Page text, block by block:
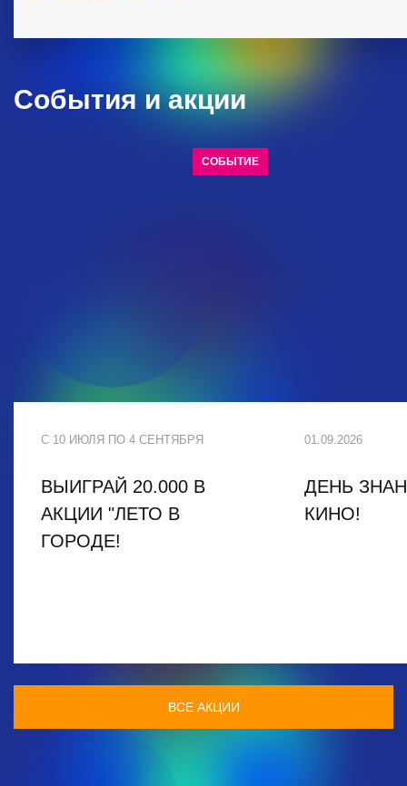
События и акции
СОБЫТИЕ
С 10 ИЮЛЯ ПО 4 СЕНТЯБРЯ
ВЫИГРАЙ 20.000 В
АКЦИИ "ЛЕТО В
ГОРОДЕ!
01.09.2026
ДЕНЬ
КИНО!
ВСЕ АКЦИИ